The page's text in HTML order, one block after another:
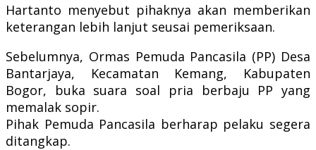
Hartanto menyebut pihaknya akan memberikan
keterangan lebih lanjut seusai pemeriksaan.
Sebelumnya, Ormas Pemuda Pancasila (PP) Desa
Bantarjaya, Kecamatan Kemang, Kabupaten
Bogor, buka suara soal pria berbaju PP yang
memalak sopir.
Pihak Pemuda Pancasila berharap pelaku segera
ditangkap.